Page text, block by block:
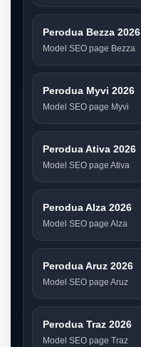
Perodua Bezza 2026
Model SEO page Bezza
Perodua Myvi 2026
Model SEO page Myvi
Perodua Ativa 2026
Model SEO page Ativa
Perodua Alza 2026
Model SEO page Alza
Perodua Aruz 2026
Model SEO page Aruz
Perodua Traz 2026
Model SEO page Traz